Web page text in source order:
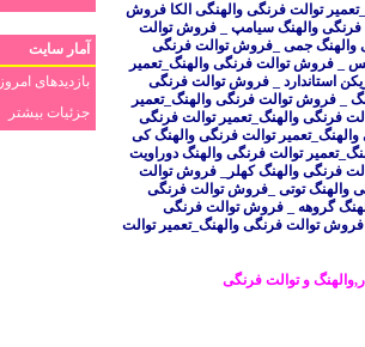
توالت فرنگی والهنگی الکا فروش
فرنگی والهنگ سیامپ _ فروش توالت
والهنگ جمی _فروش توالت فرنگی
_ فروش توالت فرنگی والهنگ_تعمیر
استاندارد _ فروش توالت فرنگی
_ فروش توالت فرنگی والهنگ_تعمیر
فرنگی والهنگ_تعمیر توالت فرنگی
توالت فرنگی والهنگ کی
توالت فرنگی والهنگ دوراویت
فرنگی والهنگ کهلر_ فروش توالت
والهنگ توتی _فروش توالت فرنگی
گروهه _ فروش توالت فرنگی
فروش توالت فرنگی والهنگ_تعمیر توالت
و توالت فرنگی
آمار سایت
بازدیدهای امروز
جزئیات بیشتر